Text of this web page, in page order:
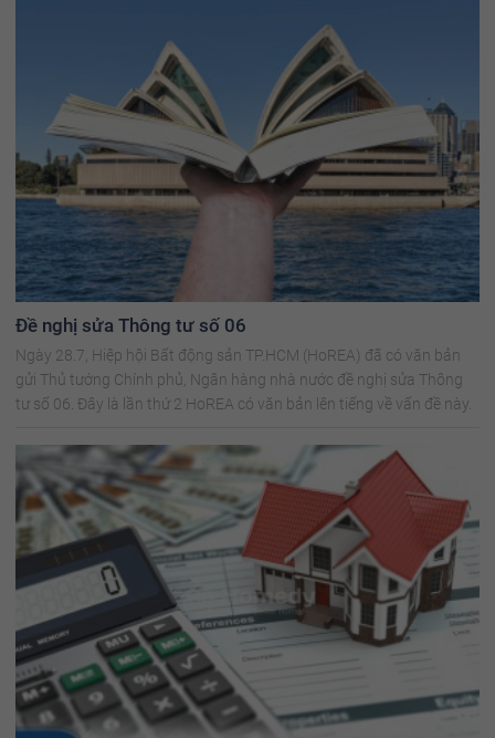
Đề nghị sửa Thông tư số 06
Ngày 28.7, Hiệp hội Bất động sản TP.HCM (HoREA) đã có văn bản
gửi Thủ tướng Chính phủ, Ngân hàng nhà nước đề nghị sửa Thông
tư số 06. Đây là lần thứ 2 HoREA có văn bản lên tiếng về vấn đề này.